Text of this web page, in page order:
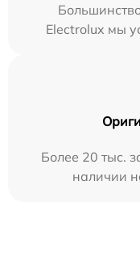
Electrolux мы
Более 20 тыс.
наличии